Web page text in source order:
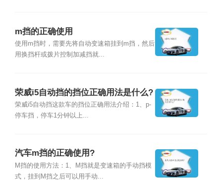
m挡的正确使用
使用m挡时，需要先将自动变速箱挂到m挡，然后
用换挡杆或拨片控制加减挡就...
荣威i5自动挡的挡位正确用法是什么?
荣威i5自动挡这款车的挡位正确用法介绍：1、p-
停车挡，停车1分钟以上...
汽车m挡的正确使用?
M挡的使用方法：1、M挡就是变速箱的手动挡模
式，挂到M挡之后可以用手动...